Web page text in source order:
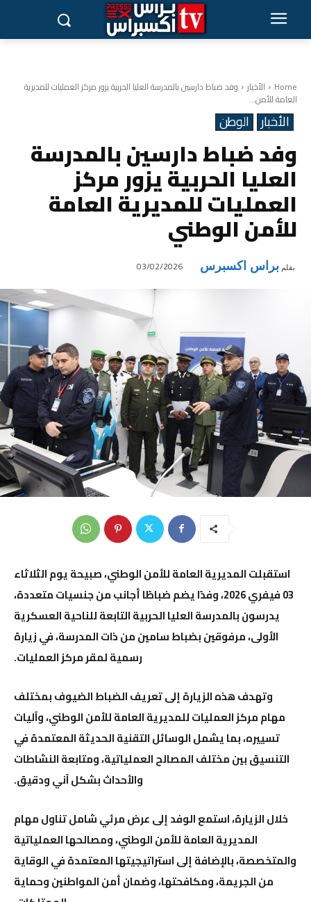
Home الأخبار وفد ضباط دارسين بالمدرسة العليا الحربية يزور مركز العمليات للمديرية
العامة للأمن...
الأخبار الوطن
وفد ضباط دارسين بالمدرسة
العليا الحربية يزور مركز
العمليات للمديرية العامة
للأمن الوطني
بقلم براس اكسبرس 03/02/2026
استقبلت المديرية العامة للأمن الوطني، صبيحة يوم الثلاثاء
03 فيفري 2026، وفدًا يضم ضباطًا أجانب من جنسيات متعددة،
يدرسون بالمدرسة العليا الحربية التابعة للناحية العسكرية
الأولى، مرفوقين بضباط سامين من ذات المدرسة، في زيارة
رسمية لمقر مركز العمليات.
وتهدف هذه الزيارة إلى تعريف الضباط الضيوف بمختلف
مهام مركز العمليات للمديرية العامة للأمن الوطني، وآليات
تسييره، بما يشمل الوسائل التقنية الحديثة المعتمدة في
التنسيق بين مختلف المصالح العملياتية، ومتابعة النشاطات
والأحداث بشكل آني ودقيق.
خلال الزيارة، استمع الوفد إلى عرض مرئي شامل تناول مهام
المديرية العامة للأمن الوطني، ومصالحها العملياتية
والمتخصصة، بالإضافة إلى استراتيجيتها المعتمدة في الوقاية
من الجريمة، ومكافحتها، وضمان أمن المواطنين وحماية